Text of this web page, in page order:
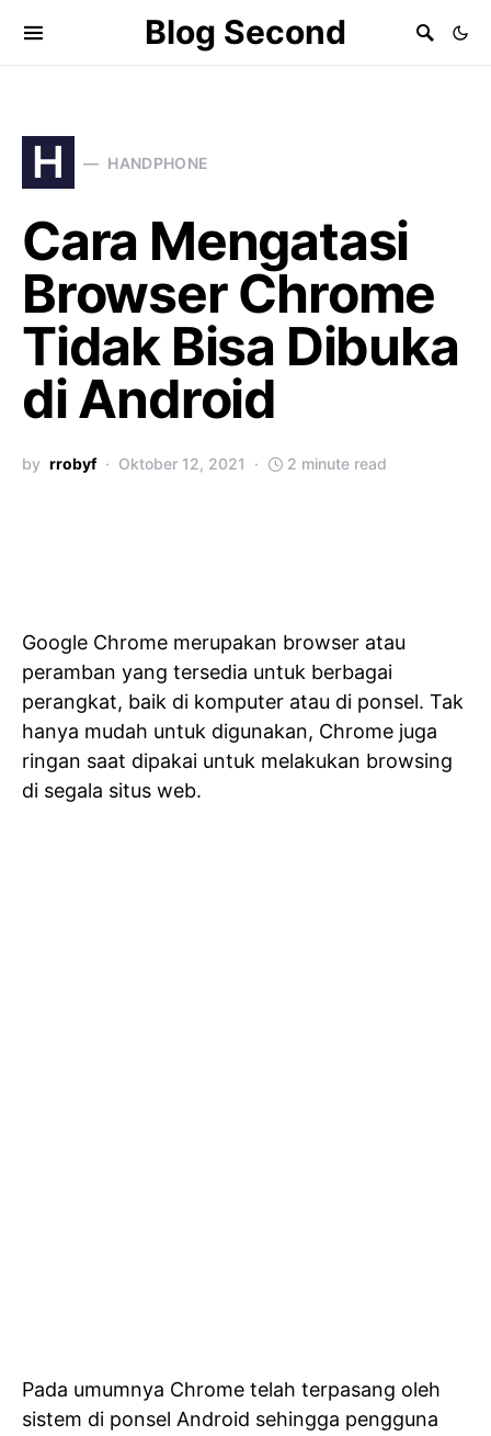
Blog Second
H HANDPHONE
Cara Mengatasi
Browser Chrome
Tidak Bisa Dibuka
di Android
by rrobyf Oktober 12, 2021 2 minute read
Google Chrome merupakan browser atau
peramban yang tersedia untuk berbagai
perangkat, baik di komputer atau di ponsel. Tak
hanya mudah untuk digunakan, Chrome juga
ringan saat dipakai untuk melakukan browsing
di segala situs web.
Pada umumnya Chrome telah terpasang oleh
sistem di ponsel Android sehingga pengguna